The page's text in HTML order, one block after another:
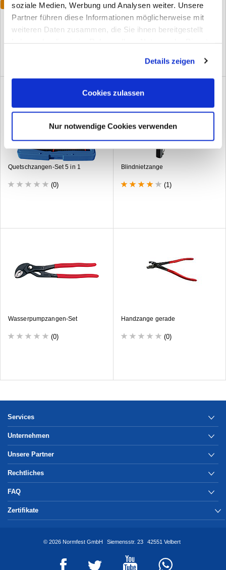
soziale Medien, Werbung und Analysen weiter. Unsere
Partner führen diese Informationen möglicherweise mit
weiteren Daten zusammen, die Sie ihnen bereitgestellt
Cookies, wenn Sie unsere Webseite weiterhin nutzen.
Details zeigen
Cookies zulassen
Nur notwendige Cookies verwenden
Varianten
Wasserpumpenzange
(9)
Blindnietmutternzange MAVRO
(0)
Quetschzangen-Set 5 in 1
(0)
Blindnietzange
(1)
Wasserpumpzangen-Set
(0)
Handzange gerade
(0)
Services
Unternehmen
Unsere Partner
Rechtliches
FAQ
Zertifikate
© 2026 Normfest GmbH Siemensstr. 23 42551 Velbert